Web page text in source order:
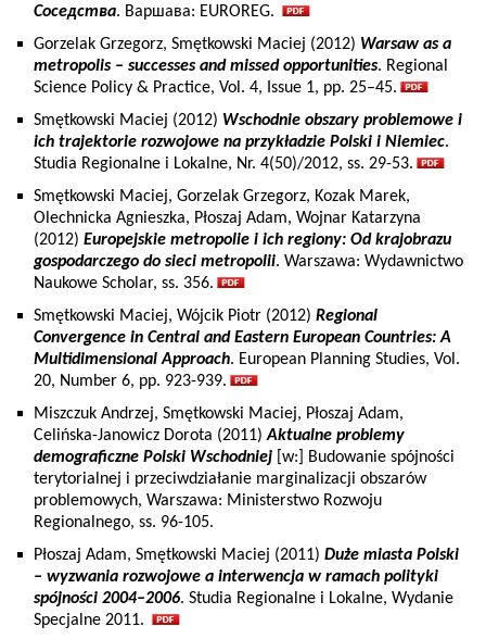
Соседства. Варшава: EUROREG.
Gorzelak Grzegorz, Smętkowski Maciej (2012) Warsaw as a
metropolis – successes and missed opportunities. Regional
Science Policy & Practice, Vol. 4, Issue 1, pp. 25–45.
Smętkowski Maciej (2012) Wschodnie obszary problemowe i
ich trajektorie rozwojowe na przykładzie Polski i Niemiec.
Studia Regionalne i Lokalne, Nr. 4(50)/2012, ss. 29-53.
Smętkowski Maciej, Gorzelak Grzegorz, Kozak Marek,
Olechnicka Agnieszka, Płoszaj Adam, Wojnar Katarzyna
(2012) Europejskie metropolie i ich regiony: Od krajobrazu
gospodarczego do sieci metropolii. Warszawa: Wydawnictwo
Naukowe Scholar, ss. 356.
Smętkowski Maciej, Wójcik Piotr (2012) Regional
Convergence in Central and Eastern European Countries: A
Multidimensional Approach. European Planning Studies, Vol.
20, Number 6, pp. 923-939.
Miszczuk Andrzej, Smętkowski Maciej, Płoszaj Adam,
Celińska-Janowicz Dorota (2011)Aktualne problemy
demograficzne Polski Wschodniej [w:] Budowanie spójności
terytorialnej i przeciwdziałanie marginalizacji obszarów
problemowych, Warszawa: Ministerstwo Rozwoju
Regionalnego, ss. 96-105.
Płoszaj Adam, Smętkowski Maciej (2011) Duże miasta Polski
– wyzwania rozwojowe a interwencja w ramach polityki
spójności 2004–2006. Studia Regionalne i Lokalne, Wydanie
Specjalne 2011.